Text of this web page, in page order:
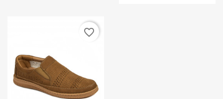
favorite_border